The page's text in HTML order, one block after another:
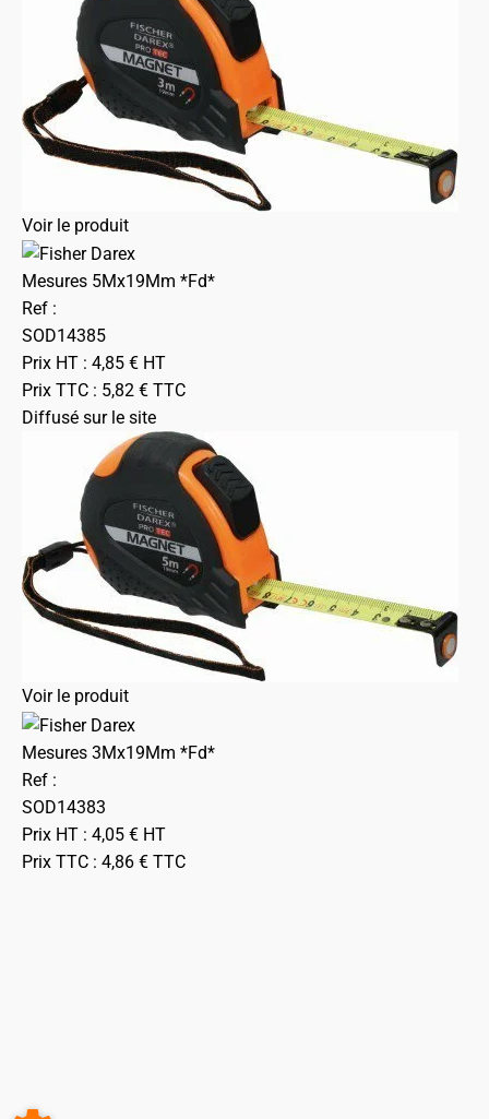
Voir le produit
Mesures 5Mx19Mm *Fd*
Ref :
SOD14385
Prix HT : 4,85 € HT
Prix TTC : 5,82 € TTC
Diffusé sur le site
Voir le produit
Mesures 3Mx19Mm *Fd*
Ref :
SOD14383
Prix HT : 4,05 € HT
Prix TTC : 4,86 € TTC